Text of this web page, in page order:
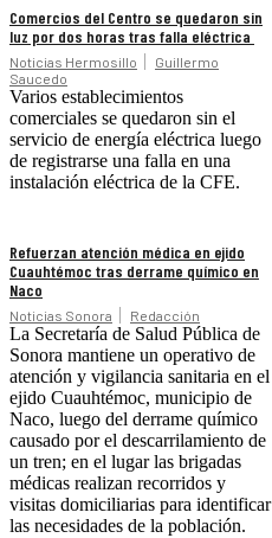
Comercios del Centro se quedaron sin
luz por dos horas tras falla eléctrica
Noticias Hermosillo
Guillermo
Saucedo
Varios establecimientos
comerciales se quedaron sin el
servicio de energía eléctrica luego
de registrarse una falla en una
instalación eléctrica de la CFE.
Refuerzan atención médica en ejido
Cuauhtémoc tras derrame químico en
Naco
Noticias Sonora Redacción
La Secretaría de Salud Pública de
Sonora mantiene un operativo de
atención y vigilancia sanitaria en el
ejido Cuauhtémoc, municipio de
Naco, luego del derrame químico
causado por el descarrilamiento de
un tren; en el lugar las brigadas
médicas realizan recorridos y
visitas domiciliarias para identificar
las necesidades de la población.